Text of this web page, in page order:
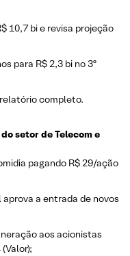
10,7 bi e revisa projeção
para R$ 2,3 bi no 3º
completo.
setor de Telecom e
pagando R$ 29/ação
a entrada de novos
aos acionistas